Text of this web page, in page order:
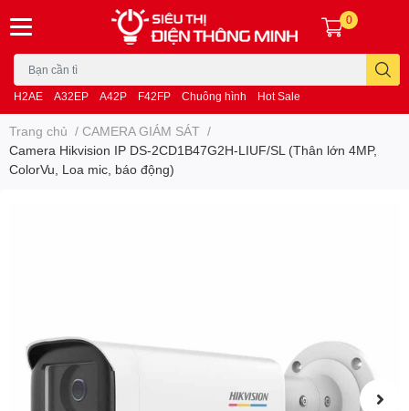
H2AE A32EP A42P F42FP Chuông hình Hot Sale
0
Trang chủ / CAMERA GIÁM SÁT /
Camera Hikvision IP DS-2CD1B47G2H-LIUF/SL (Thân lớn 4MP,
ColorVu, Loa mic, báo động)